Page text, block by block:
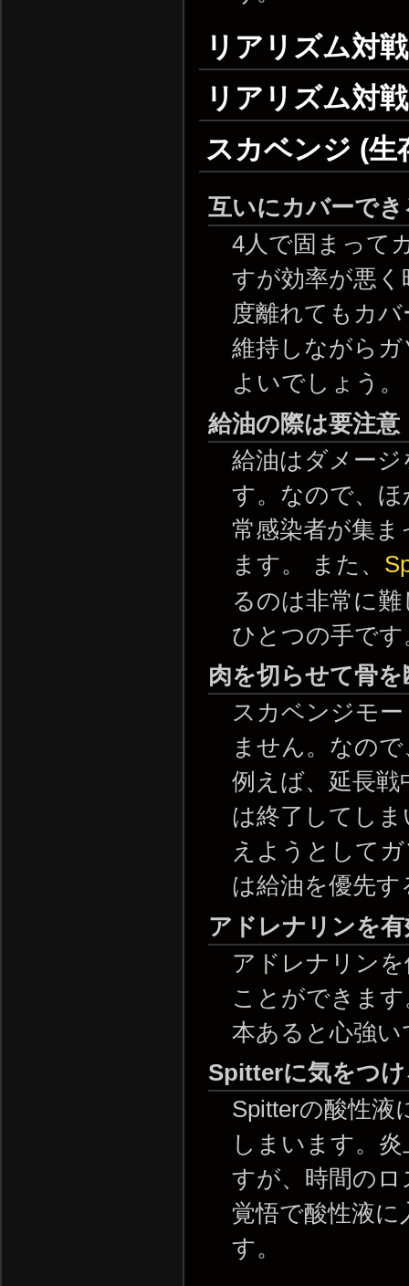
リアリズム対
リアリズム対
スカベンジ (
互いにカバーで
4人で固まって
すが効率が悪
度離れてもカ
維持しながら
よいでしょう。
給油の際は要注意
給油はダメー
す。なので、
常感染者が集
ます。 また、
るのは非常に
ひとつの手です
肉を切らせて骨を
スカベンジモ
ません。なの
例えば、延長
は終了してし
えようとして
は給油を優先
アドレナリンを
アドレナリン
ことができま
本あると心強い
Spitterに気をつ
Spitterの酸性液
しまいます。
すが、時間の
覚悟で酸性液
す。